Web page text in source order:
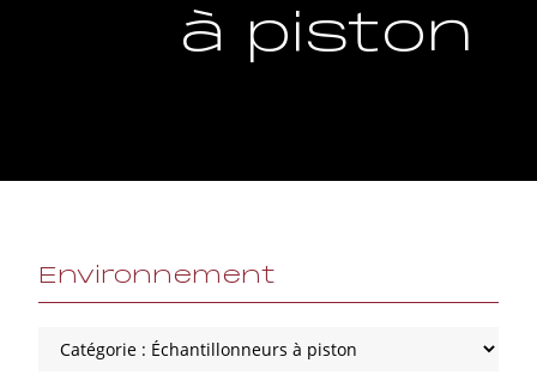
à piston
Environnement